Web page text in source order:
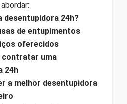
desentupidora 24h?
de entupimentos
oferecidos
contratar uma
24h
a melhor desentupidora